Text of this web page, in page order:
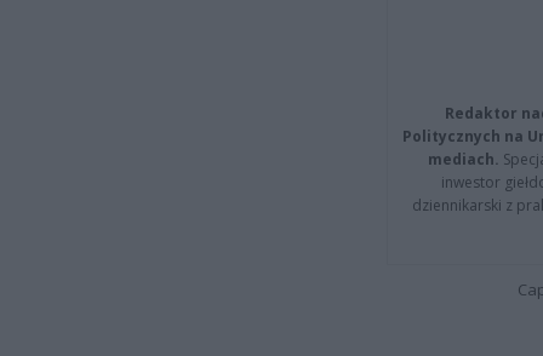
Redaktor
Politycznych na
mediach.
inwestor
dziennikarski z